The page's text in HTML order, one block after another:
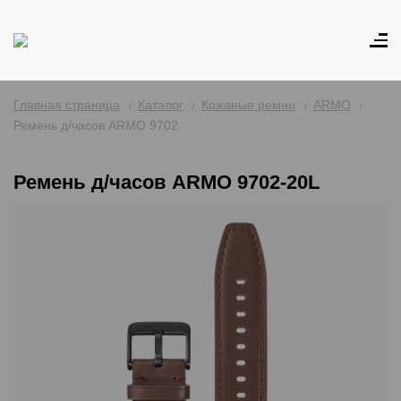
Главная страница Каталог Кожаные ремни
ARMO
Ремень д/часов ARMO 9702
Ремень д/часов ARMO 9702-20L